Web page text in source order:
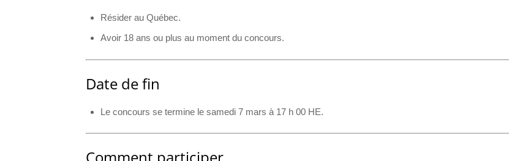
Résider au Québec.
Avoir 18 ans ou plus au moment du concours.
Date de fin
Le concours se termine le samedi 7 mars à 17 h 00 HE.